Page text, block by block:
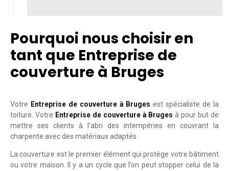
Pourquoi nous choisir en
tant que Entreprise de
couverture à Bruges
Votre Entreprise de couverture à Bruges est spécialiste de la
toiture. Votre Entreprise de couverture à Bruges à pour but de
mettre ses clients à l’abri des intempéries en couvrant la
charpente avec des matériaux adaptés.
La couverture est le premier élément qui protège votre bâtiment
ou votre maison. Il y a un cycle que l’on peut stopper celui de la